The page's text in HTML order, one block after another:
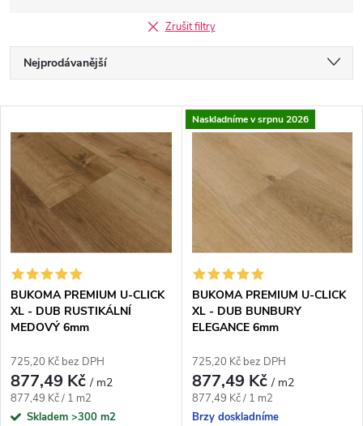
Zrušit filtry
Řazení produktů
Nejprodávanější
Abecedně
BUKOMA PREMIUM U-CLICK
XL - DUB RUSTIKÁLNÍ
MEDOVÝ 6mm
725,20 Kč bez DPH
877,49 Kč/ m2
Měrná cena:
877,49 Kč / 1 m2
Skladem >300 m2
Naskladníme v srpnu 2026
BUKOMA PREMIUM U-CLICK
XL - DUB BUNBURY
ELEGANCE 6mm
725,20 Kč bez DPH
877,49 Kč/ m2
Měrná cena:
877,49 Kč / 1 m2
Brzy doskladníme